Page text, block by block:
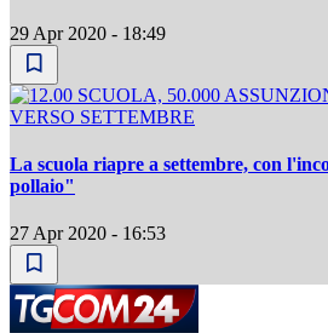
29 Apr 2020 - 18:49
VERSO SETTEMBRE
La scuola riapre a settembre, con
pollaio"
27 Apr 2020 - 16:53